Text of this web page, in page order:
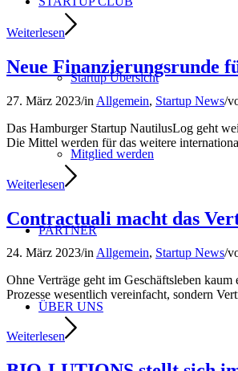
Startup Übersicht
Mitglied werden
PARTNER
ÜBER UNS
Weiterlesen
Neue Finanzierungsrunde
27. März 2023/in Allgemein, Startup News/
Das Hamburger Startup NautilusLog geht
Die Mittel werden für das weitere
Weiterlesen
Contractuali macht das
24. März 2023/in Allgemein, Startup News/
Ohne Verträge geht im Geschäftsleben
Prozesse wesentlich vereinfacht, sondern
Weiterlesen